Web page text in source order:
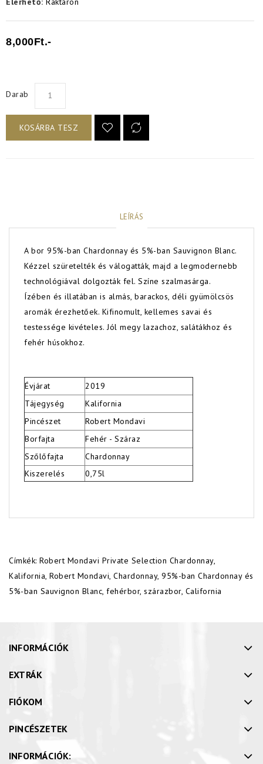
8,000Ft.-
Darab
KOSÁRBA TESZ
LEÍRÁS
A bor 95%-ban Chardonnay és 5%-ban Sauvignon Blanc.
Kézzel szüretelték és válogatták, majd a legmodernebb
technológiával dolgozták fel. Színe szalmasárga.
Ízében és illatában is almás, barackos, déli gyümölcsös
aromák érezhetőek. Kifinomult, kellemes savai és
testessége kivételes. Jól megy lazachoz, salátákhoz és
fehér húsokhoz.
Évjárat
2019
Tájegység
Kalifornia
Pincészet
Robert Mondavi
Borfajta
Fehér - Száraz
Szőlőfajta
Chardonnay
Kiszerelés
0,75l
Címkék: Robert Mondavi Private Selection Chardonnay,
Kalifornia, Robert Mondavi, Chardonnay, 95%-ban Chardonnay és
5%-ban Sauvignon Blanc, fehérbor, szárazbor, California
INFORMÁCIÓK
EXTRÁK
FIÓKOM
PINCÉSZETEK
INFORMÁCIÓK: